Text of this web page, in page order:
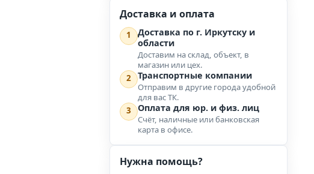
Доставка и оплата
1
Доставка по г. Иркутску и
области
Доставим на склад, объект, в
магазин или цех.
2
Транспортные компании
Отправим в другие города удобной
для вас ТК.
3
Оплата для юр. и физ. лиц
Счёт, наличные или банковская
карта в офисе.
Нужна помощь?